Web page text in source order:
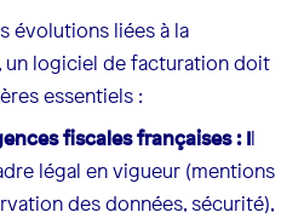
évolutions liées à la
logiciel de facturation doit
essentiels :
fiscales françaises : Il
légal en vigueur (mentions
des données, sécurité),